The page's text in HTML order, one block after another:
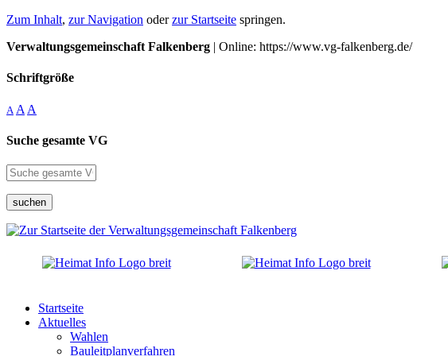
Zum Inhalt, zur Navigation oderzur Startseite springen.
Verwaltungsgemeinschaft Falkenberg | Online: https://www.vg-falkenberg.de/
Schriftgröße
A A A
Suche gesamte VG
suchen
Startseite
Aktuelles
Wahlen
Bauleitplanverfahren